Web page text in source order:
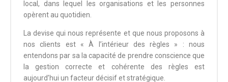
local, dans lequel les organisations et les personnes
opèrent au quotidien.
La devise qui nous représente et que nous proposons à
nos clients est « À l’intérieur des règles » : nous
entendons par sa la capacité de prendre conscience que
la gestion correcte et cohérente des règles est
aujourd’hui un facteur décisif et stratégique.